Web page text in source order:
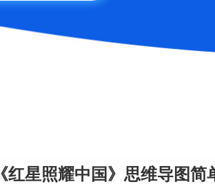
《红星照耀中国》思维导图简